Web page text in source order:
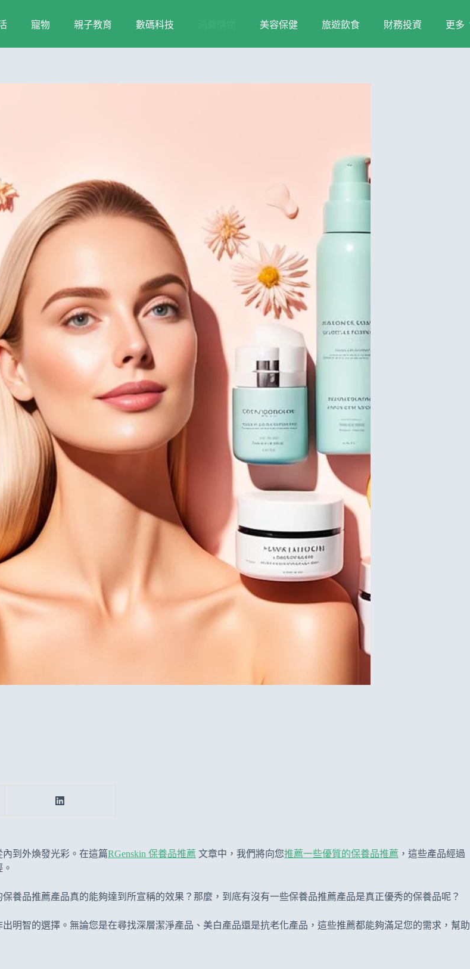
寵物 親子教育 數碼科技 美容保健 旅遊飲食 財務投資 更多
到外煥發光彩。在這篇RGenskin 保養品推薦 文章中，我們將向您推薦一些優質的保養品推薦 ，這些產品經過
養品推薦產品真的能夠達到所宣稱的效果？那麼，到底有沒有一些保養品推薦產品是真正優秀的保養品呢？
明智的選擇。無論您是在尋找深層潔淨產品、美白產品還是抗老化產品，這些推薦都能夠滿足您的需求，幫助